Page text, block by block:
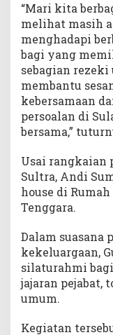
“Mari kita
melihat masih
menghadapi
bagi yang
sebagian
membantu
kebersamaan
persoalan di
bersama,”
Usai rangkaian
Sultra, Andi
house di
Tenggara.
Dalam suasana
kekeluargaan,
silaturahmi
jajaran pejabat,
umum.
Kegiatan